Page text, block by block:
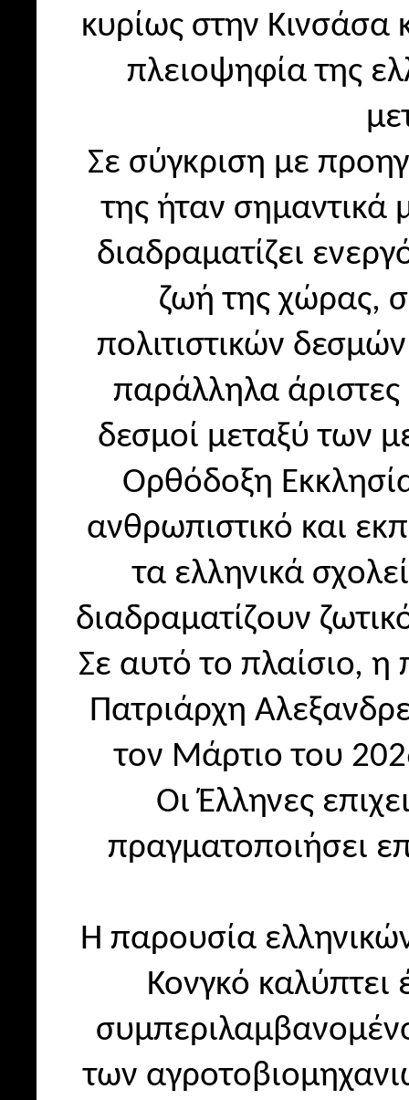
κυρίως στην Κινσάσα
πλειοψηφία της
Σε σύγκριση με
της ήταν σημαντικά
διαδραματίζει
ζωή της χώρας,
πολιτιστικών
παράλληλα
δεσμοί μεταξύ των
Ορθόδοξη
ανθρωπιστικό και
τα ελληνικά
διαδραματίζουν
Σε αυτό το πλαίσιο,
Πατριάρχη
τον Μάρτιο του
Οι Έλληνες
πραγματοποιήσει
Η παρουσία
Κονγκό
των